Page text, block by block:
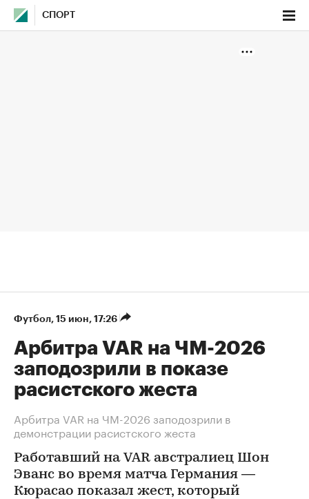
СПОРТ
Футбол⁠, 15 июн, 17:26
Арбитра VAR на ЧМ-2026
заподозрили в показе
расистского жеста
Арбитра VAR на ЧМ-2026 заподозрили в
демонстрации расистского жеста
Работавший на VAR австралиец Шон
Эванс во время матча Германия —
Кюрасао показал жест, который